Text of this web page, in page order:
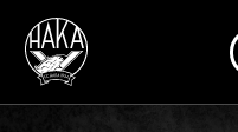
Siirry sisältöön